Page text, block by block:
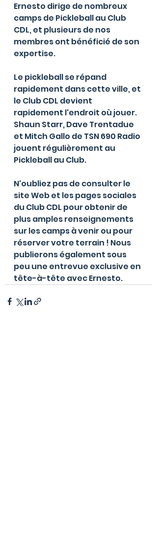
Ernesto dirige de nombreux
camps de Pickleball au Club
CDL, et plusieurs de nos
membres ont bénéficié de son
expertise.
Le pickleball se répand
rapidement dans cette ville, et
le Club CDL devient
rapidement l'endroit où jouer.
Shaun Starr, Dave Trentadue
et Mitch Gallo de TSN 690 Radio
jouent régulièrement au
Pickleball au Club.
N'oubliez pas de consulter le
site Web et les pages sociales
du Club CDL pour obtenir de
plus amples renseignements
sur les camps à venir ou pour
réserver votre terrain ! Nous
publierons également sous
peu une entrevue exclusive en
tête-à-tête avec Ernesto.